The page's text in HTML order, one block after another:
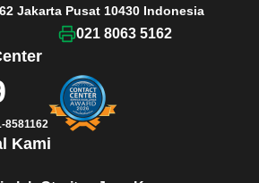
Kami
8581162
Jakarta Pusat 10430 Indonesia
021 8063 5162